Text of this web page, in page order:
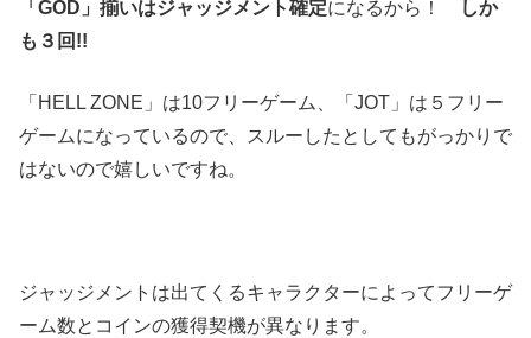
「GOD」揃いはジャッジメント確定になるから！
しか
も３回!!
「HELL ZONE」は10フリーゲーム、「JOT」は５フリー
ゲームになっているので、スルーしたとしてもがっかりで
はないので嬉しいですね。
ジャッジメントは出てくるキャラクターによってフリーゲ
ーム数とコインの獲得契機が異なります。